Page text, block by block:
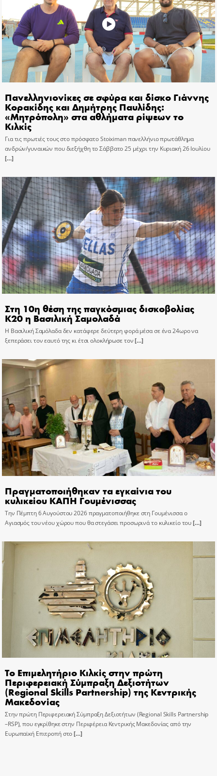
Πανελληνιονίκες σε σφύρα και δίσκο Γιάννης
Κορακίδης και Δημήτρης Παυλίδης:
«Μητρόπολη» στα αθλήματα ρίψεων το
Κιλκίς
Για τις πρωτιές τους στο πρόσφατο Stoiximan πανελλήνιο πρωτάθλημα
ανδρών/γυναικών που διεξήχθη το Σάββατο 25 μέχρι την Κυριακή 26 Ιουλίου
[…]
Στη 10η θέση της παγκόσμιας δισκοβολίας
Κ20 η Βασιλική Σαμολαδά
Η Βασιλική Σαμόλαδα δεν κατάφερε δεύτερη φορά μέσα σε ένα 24ωρο να
ξεπεράσει τον εαυτό της κι έτσι ολοκλήρωσε τον[…]
Πραγματοποιήθηκαν τα εγκαίνια του
κυλικείου ΚΑΠΗ Γουμένισσας
Την Πέμπτη 6 Αυγούστου 2026 πραγματοποιήθηκε στη Γουμένισσα ο
Αγιασμός του νέου χώρου που θα στεγάσει προσωρινά το κυλικείο του[…]
Το Επιμελητήριο Κιλκίς στην πρώτη
Περιφερειακή Σύμπραξη Δεξιοτήτων
(Regional Skills Partnership) της Κεντρικής
Μακεδονίας
Στην πρώτη Περιφερειακή Σύμπραξη Δεξιοτήτων (Regional Skills Partnership
–RSP), που εγκρίθηκε στην Περιφέρεια Κεντρικής Μακεδονίας από την
Ευρωπαϊκή Επιτροπή στο[…]